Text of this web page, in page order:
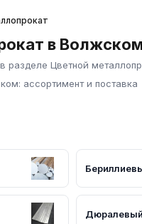
в
разделе Цветной
ассортимент и поставка
металлопрокат в
ассортимент
АД31, Д16, АМц, трубы
для
листы ВТ1-0, ВТ6,
ГОСТ и ТУ, имеют